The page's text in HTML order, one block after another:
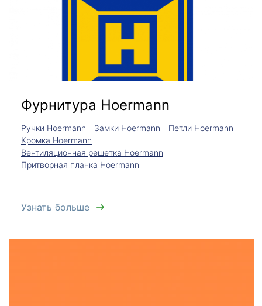
Фурнитура Hoermann
Ручки Hoermann Замки Hoermann
Петли Hoermann
Кромка Hoermann
Вентиляционная решетка Hoermann
Притворная планка Hoermann
Узнать больше